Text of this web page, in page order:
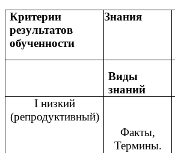
Критерии
результатов
обученности
Знания
Виды
знаний
I низкий
(репродуктивный)
Факты,
Термины.